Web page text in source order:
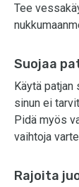
Tee
Suojaa
Käytä patjan
sinun ei
Pidä myös
vaihtoja
Rajoita